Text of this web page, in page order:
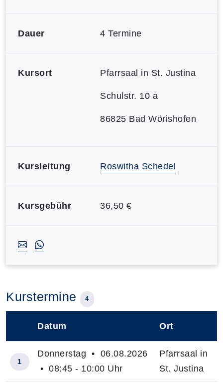
Dauer 4 Termine
Kursort Pfarrsaal in St. Justina
Schulstr. 10 a
86825 Bad Wörishofen
Kursleitung Roswitha Schedel
Kursgebühr 36,50 €
Kurstermine 4
Datum Ort
1
Donnerstag • 06.08.2026
• 08:45 - 10:00 Uhr
Pfarrsaal in
St. Justina